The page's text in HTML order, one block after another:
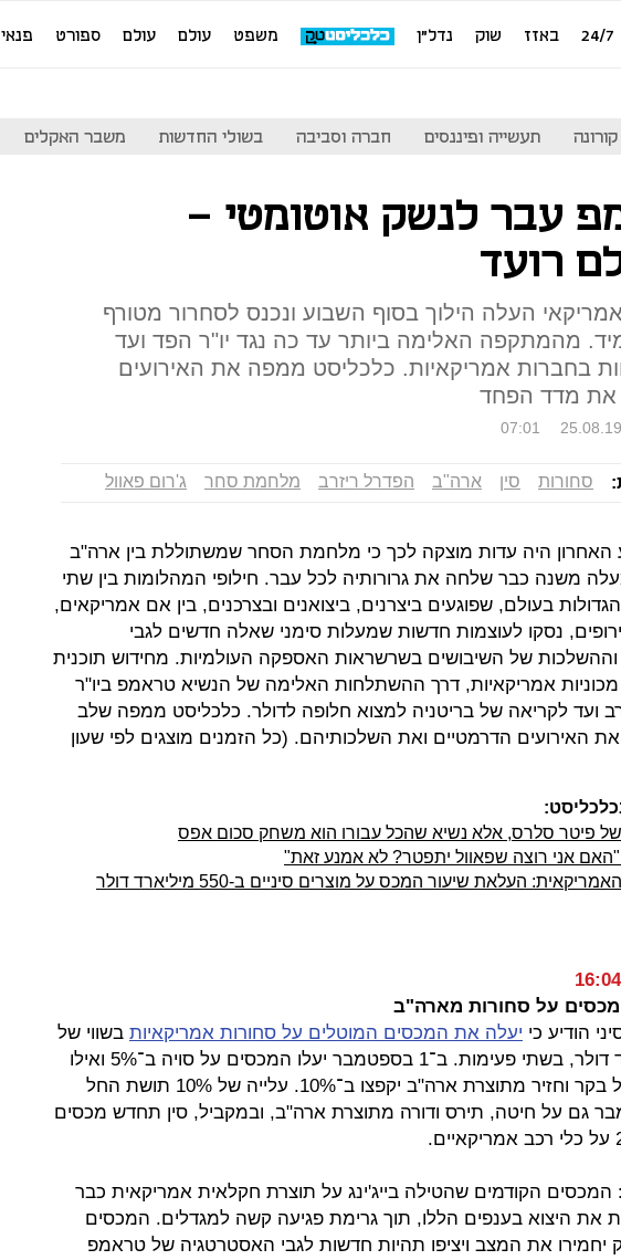
24/7 באזז שוק נדל"ן משפט עולם עולם ספורט פנאי
קורונה תעשייה ופיננסים חברה וסביבה בשולי החדשות משבר האקלים
עבר לנשק אוטומטי -
רועד
העלה הילוך בסוף השבוע ונכנס לסחרור מטורף
מהמתקפה האלימה ביותר עד כה נגד יו"ר הפד ועד
בחברות אמריקאיות. כלכליסט ממפה את האירועים
את מדד הפחד
07:01 25.08.19
סחורות סין ארה"ב הפדרל ריזרב מלחמת סחר ג'רום פאוול
האחרון היה עדות מוצקה לכך כי מלחמת הסחר שמשתוללת בין ארה"ב
משנה כבר שלחה את גרורותיה לכל עבר. חילופי המהלומות בין שתי
בעולם, שפוגעים ביצרנים, ביצואנים ובצרכנים, בין אם אמריקאים,
נסקו לעוצמות חדשות שמעלות סימני שאלה חדשים לגבי
של השיבושים בשרשראות האספקה העולמיות. מחידוש תוכנית
מכוניות אמריקאיות, דרך ההשתלחות האלימה של הנשיא טראמפ ביו"ר
ועד לקריאה של בריטניה למצוא חלופה לדולר. כלכליסט ממפה שלב
האירועים הדרמטיים ואת השלכותיהם. (כל הזמנים מוצגים לפי שעון
פיטר סלרס, אלא נשיא שהכל עבורו הוא משחק סכום אפס
אני רוצה שפאוול יתפטר? לא אמנע זאת"
העלאת שיעור המכס על מוצרים סיניים ב-550 מיליארד דולר
מכסים על סחורות מארה"ב
הודיע כי יעלה את המכסים המוטלים על סחורות אמריקאיות בשווי של
75 מיליארד דולר, בשתי פעימות. ב־1 בספטמבר יעלו המכסים על סויה ב־5% ואילו
המכסים על בקר וחזיר מתוצרת ארה"ב יקפצו ב־10%. עלייה של 10% תושת החל
גם על חיטה, תירס ודורה מתוצרת ארה"ב, ובמקביל, סין תחדש מכסים
הקודמים שהטילה בייג'ינג על תוצרת חקלאית אמריקאית כבר
את היצוא בענפים הללו, תוך גרימת פגיעה קשה למגדלים. המכסים
יחמירו את המצב ויציפו תהיות חדשות לגבי האסטרטגיה של טראמפ